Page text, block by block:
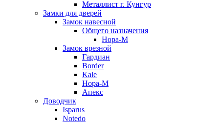
Металлист г. Кунгур
Замки для дверей
Замок навесной
Общего назначения
Нора-М
Замок врезной
Гардиан
Border
Kale
Нора-М
Апекс
Доводчик
Isparus
Notedo